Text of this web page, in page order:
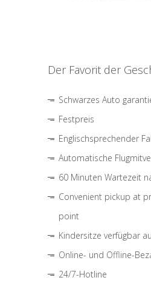
Der Favorit der
Schwarzes Auto
Festpreis
Englischsprechender
Automatische
60 Minuten Wartezeit
Convenient pickup at
point
Kindersitze verfügbar
Online- und Offline-
24/7-Hotline